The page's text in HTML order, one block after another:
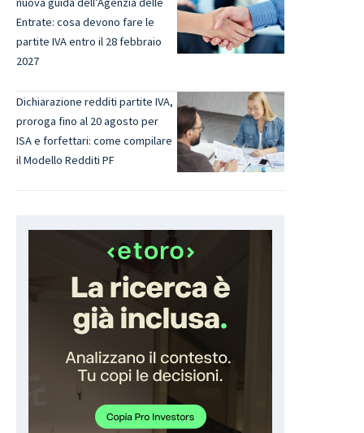
Entrate: cosa devono fare le
partite IVA entro il 28 febbraio
2027
Dichiarazione redditi partite IVA,
proroga fino al 20 agosto per
ISA e forfettari: come compilare
il Modello Redditi PF